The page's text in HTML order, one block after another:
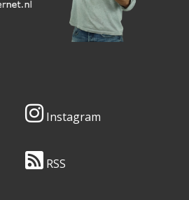
Instagram
RSS